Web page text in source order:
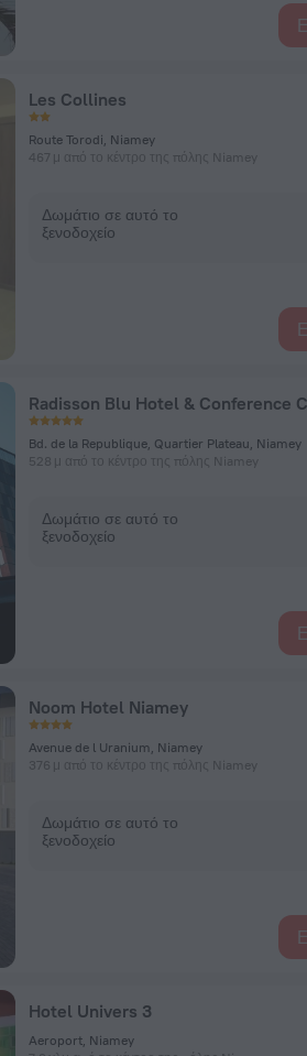
Les Collines
Route Torodi, Niamey
467 μ από το κέντρο της πόλης Niamey
Δωμάτιο σε αυτό το
ξενοδοχείο
Radisson Blu Hotel & Conference
Bd. de la Republique, Quartier Plateau, Niamey
528 μ από το κέντρο της πόλης Niamey
Δωμάτιο σε αυτό το
ξενοδοχείο
Noom Hotel Niamey
Avenue de l Uranium, Niamey
376 μ από το κέντρο της πόλης Niamey
Δωμάτιο σε αυτό το
ξενοδοχείο
Hotel Univers 3
Aeroport, Niamey